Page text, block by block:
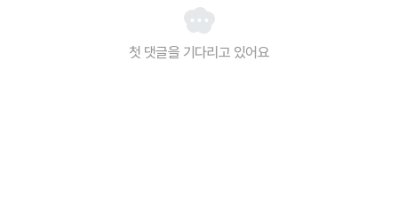
첫 댓글을 기다리고 있어요